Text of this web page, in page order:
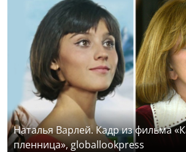
Наталья Варлей. Кадр из фильма
пленница», globallookpress